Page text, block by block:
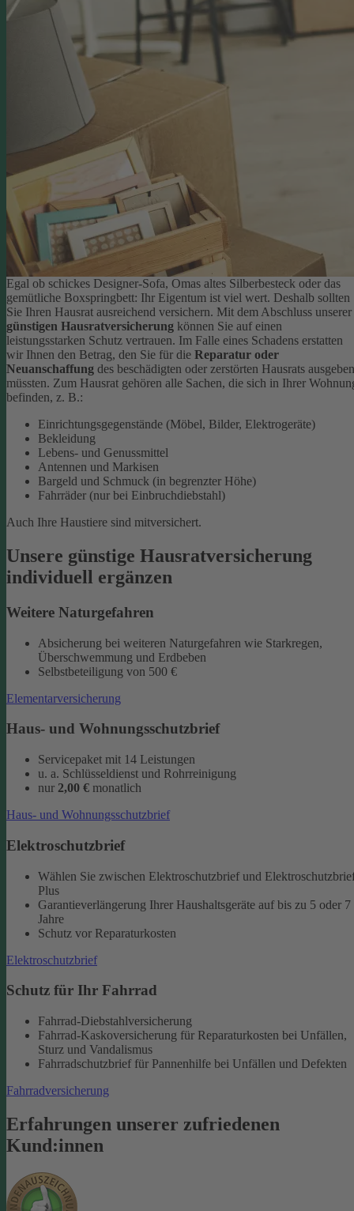
Egal ob schickes Designer-Sofa, Omas altes Silberbesteck oder das
gemütliche Boxspringbett: Ihr Eigentum ist viel wert. Deshalb sollten
Sie Ihren Hausrat ausreichend versichern. Mit dem Abschluss unserer
günstigen Hausratversicherung können Sie auf einen
leistungsstarken Schutz vertrauen. Im Falle eines Schadens erstatten
wir Ihnen den Betrag, den Sie für die Reparatur oder
Neuanschaffung des beschädigten oder zerstörten Hausrats ausgeben
müssten. Zum Hausrat gehören alle Sachen, die sich in Ihrer
befinden, z. B.:
Einrichtungsgegenstände (Möbel, Bilder, Elektrogeräte)
Bekleidung
Lebens- und Genussmittel
Antennen und Markisen
Bargeld und Schmuck (in begrenzter Höhe)
Fahrräder (nur bei Einbruchdiebstahl)
Auch Ihre Haustiere sind mitversichert.
Unsere günstige Hausratversicherung
individuell ergänzen
Weitere Naturgefahren
Absicherung bei weiteren Naturgefahren wie Starkregen,
Überschwemmung und Erdbeben
Selbstbeteiligung von 500 €
Elementarversicherung
Haus- und Wohnungsschutzbrief
Servicepaket mit 14 Leistungen
u. a. Schlüsseldienst und Rohrreinigung
nur 2,00 € monatlich
Haus- und Wohnungsschutzbrief
Elektroschutzbrief
Wählen Sie zwischen Elektroschutzbrief und
Plus
Garantieverlängerung Ihrer Haushaltsgeräte auf bis zu 5 oder 7
Jahre
Schutz vor Reparaturkosten
Elektroschutzbrief
Schutz für Ihr Fahrrad
Fahrrad-Diebstahlversicherung
Fahrrad-Kaskoversicherung für Reparaturkosten bei Unfällen,
Sturz und Vandalismus
Fahrradschutzbrief für Pannenhilfe bei Unfällen und Defekten
Fahrradversicherung
Erfahrungen unserer zufriedenen
Kund:innen